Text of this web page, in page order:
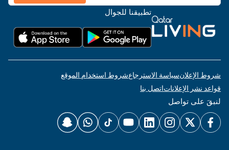
تطبيقنا للجوال
شروط الإعلانسياسة الاسترجاعشروط استخدام الموقع
قواعد نشر الإعلاناتاتصل بنا
لنبقَ على تواصل